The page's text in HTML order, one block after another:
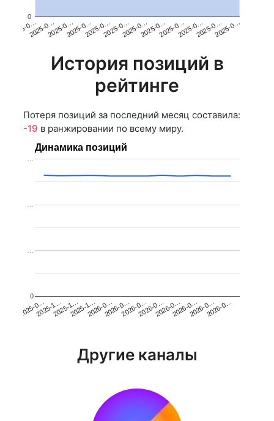
2025-0…2025-0…2025-0…2025-0…2025-0…2025-0…2025-0…2025-0…2025-0…2025-0…2025-0…2025-0…
0
История позиций в
рейтинге
Потеря позиций за последний месяц составила:
-19 в ранжировании по всему миру.
Динамика позиций
2025-0…2025-1…2025-1…2025-1…2026-0…2026-0…2026-0…2026-0…2026-0…2026-0…2026-0…2026-0…
0
…
…
Другие каналы